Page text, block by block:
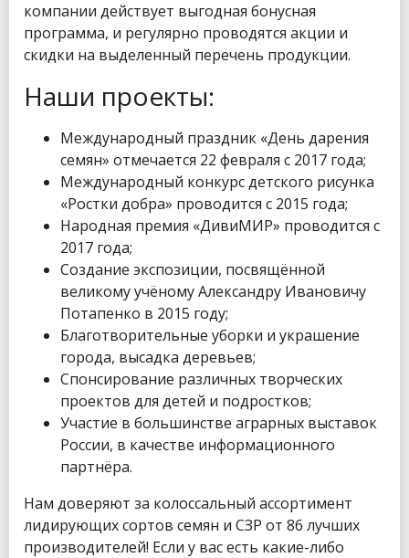
компании действует выгодная бонусная
программа, и регулярно проводятся акции и
скидки на выделенный перечень продукции.
Наши проекты:
Международный праздник «День дарения
семян» отмечается 22 февраля с 2017 года;
Международный конкурс детского рисунка
«Ростки добра» проводится с 2015 года;
Народная премия «ДивиМИР» проводится с
2017 года;
Создание экспозиции, посвящённой
великому учёному Александру Ивановичу
Потапенко в 2015 году;
Благотворительные уборки и украшение
города, высадка деревьев;
Спонсирование различных творческих
проектов для детей и подростков;
Участие в большинстве аграрных выставок
России, в качестве информационного
партнёра.
Нам доверяют за колоссальный ассортимент
лидирующих сортов семян и СЗР от 86 лучших
производителей! Если у вас есть какие-либо